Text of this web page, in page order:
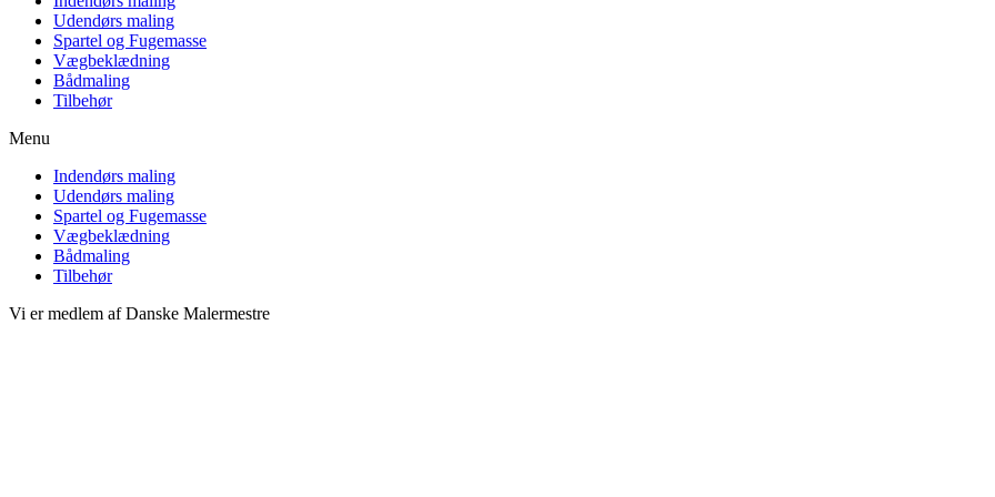
Udendørs maling
Spartel og Fugemasse
Vægbeklædning
Bådmaling
Tilbehør
Menu
Indendørs maling
Udendørs maling
Spartel og Fugemasse
Vægbeklædning
Bådmaling
Tilbehør
Vi er medlem af Danske Malermestre